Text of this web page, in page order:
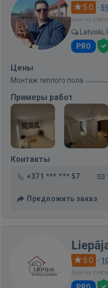
5.0 ·
Был на
Latviski,
PRO
Цены
Монтаж теплого пола
Примеры работ
Контакты
+371 *** *** 57
Предложить заказ
5.0 ·
Был на